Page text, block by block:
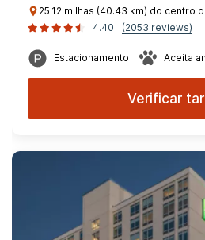
25.12 milhas (40.43 km) do centro
4.40
(2053 reviews)
Estacionamento Aceita
Verificar